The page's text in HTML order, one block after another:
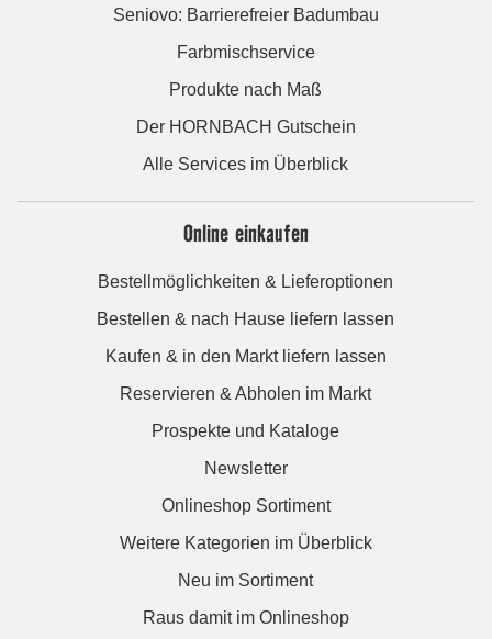
Seniovo: Barrierefreier Badumbau
Farbmischservice
Produkte nach Maß
Der HORNBACH Gutschein
Alle Services im Überblick
Online einkaufen
Bestellmöglichkeiten & Lieferoptionen
Bestellen & nach Hause liefern lassen
Kaufen & in den Markt liefern lassen
Reservieren & Abholen im Markt
Prospekte und Kataloge
Newsletter
Onlineshop Sortiment
Weitere Kategorien im Überblick
Neu im Sortiment
Raus damit im Onlineshop